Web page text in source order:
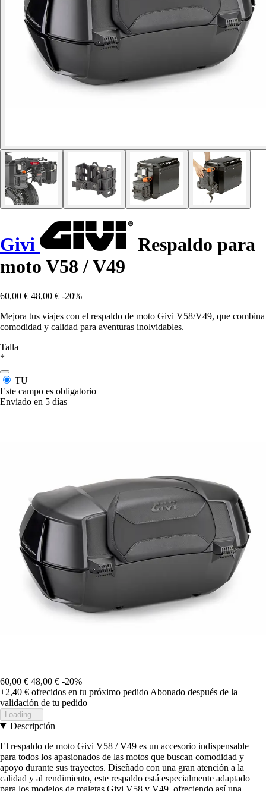
Givi
Respaldo para
moto V58 / V49
60,00 € 48,00 € -20%
Mejora tus viajes con el respaldo de moto Givi V58/V49, que combina
comodidad y calidad para aventuras inolvidables.
Talla
*
TU
Este campo es obligatorio
Enviado en 5 días
60,00 € 48,00 € -20%
+2,40 € ofrecidos en tu próximo pedido Abonado después de la
validación de tu pedido
Loading...
Descripción
El respaldo de moto Givi V58 / V49 es un accesorio indispensable
para todos los apasionados de las motos que buscan comodidad y
apoyo durante sus trayectos. Diseñado con una gran atención a la
calidad y al rendimiento, este respaldo está especialmente adaptado
para los modelos de maletas Givi V58 y V49, ofreciendo así una